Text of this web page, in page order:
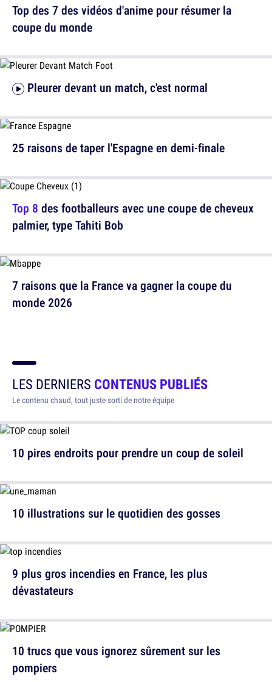
Top des 7 des vidéos d'anime pour résumer la
coupe du monde
Top 8 des footballeurs avec une coupe de cheveux
palmier, type Tahiti Bob
Pleurer devant un match, c'est normal
25 raisons de taper l'Espagne en demi-finale
7 raisons que la France va gagner la coupe du
monde 2026
LES DERNIERS CONTENUS PUBLIÉS
Le contenu chaud, tout juste sorti de notre équipe
10 pires endroits pour prendre un coup de soleil
9 plus gros incendies en France, les plus
dévastateurs
10 illustrations sur le quotidien des gosses
10 trucs que vous ignorez sûrement sur les
pompiers